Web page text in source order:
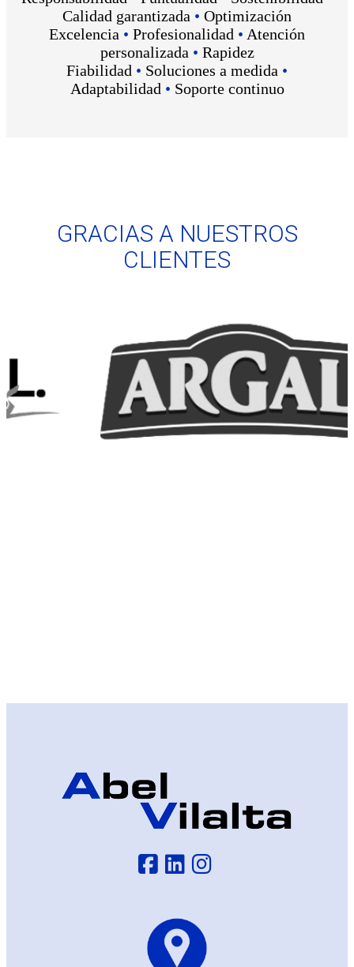
Calidad garantizada • Optimización
Excelencia • Profesionalidad • Atención
personalizada • Rapidez
Fiabilidad • Soluciones a medida •
Adaptabilidad • Soporte continuo
GRACIAS A NUESTROS
CLIENTES